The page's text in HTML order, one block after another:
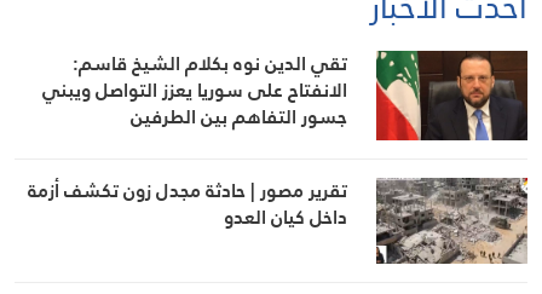
تقي الدين نوه بكلام الشيخ قاسم:
الانفتاح على سوريا يعزز التواصل ويبني
جسور التفاهم بين الطرفين
تقرير مصور | حادثة مجدل زون تكشف أزمة
داخل كيان العدو